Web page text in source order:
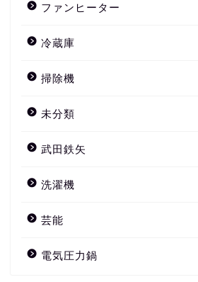
ファンヒーター
冷蔵庫
掃除機
未分類
武田鉄矢
洗濯機
芸能
電気圧力鍋